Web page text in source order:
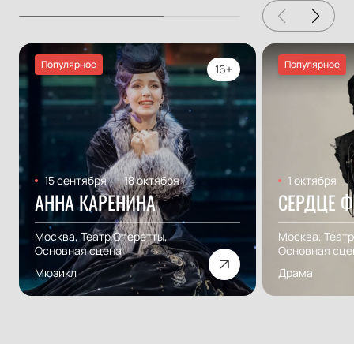
Популярное 16+
15 сентября — 18 октября
АННА КАРЕНИНА
Москва, Театр Оперетты,
Основная сцена
Мюзикл
Популярное
1 октября —
СЕРДЦЕ
Москва,
Основная
Драма